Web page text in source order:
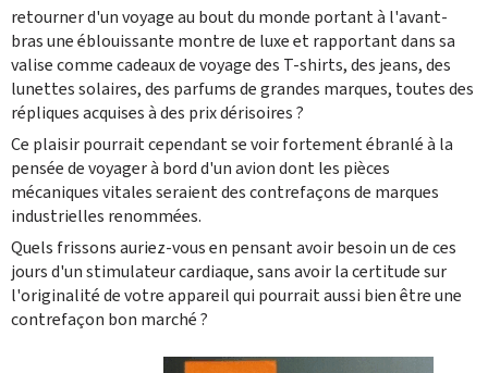
retourner d'un voyage au bout du monde portant à l'avant-
bras une éblouissante montre de luxe et rapportant dans sa
valise comme cadeaux de voyage des T-shirts, des jeans, des
lunettes solaires, des parfums de grandes marques, toutes des
répliques acquises à des prix dérisoires ?
Ce plaisir pourrait cependant se voir fortement ébranlé à la
pensée de voyager à bord d'un avion dont les pièces
mécaniques vitales seraient des contrefaçons de marques
industrielles renommées.
Quels frissons auriez-vous en pensant avoir besoin un de ces
jours d'un stimulateur cardiaque, sans avoir la certitude sur
l'originalité de votre appareil qui pourrait aussi bien être une
contrefaçon bon marché ?